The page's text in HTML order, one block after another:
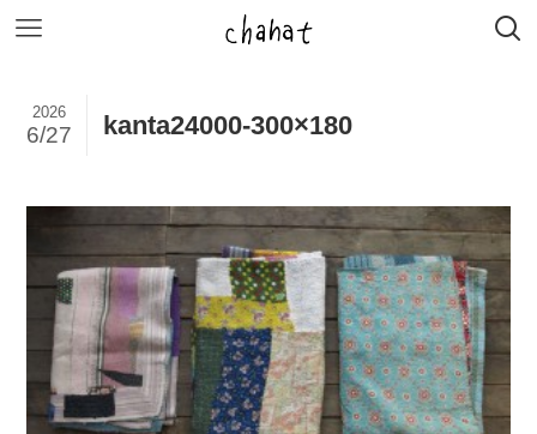
kanta24000-300×180
2026
6/27